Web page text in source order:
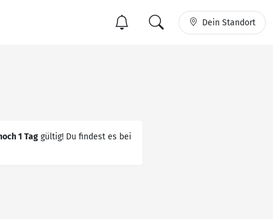
Dein Standort
1 Tag gültig! Du findest es bei